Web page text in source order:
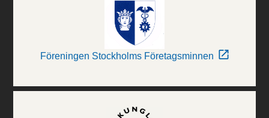
Föreningen Stockholms Företagsminnen